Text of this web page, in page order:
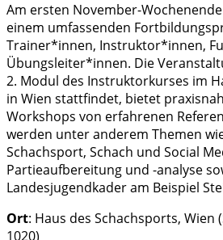
Am ersten November-
einem umfassenden
Trainer*innen, Instruktor*innen,
Übungsleiter*innen. Die
2. Modul des Instruktorkurses im
in Wien stattfindet, bietet
Workshops von erfahrenen
werden unter anderem Themen
Schachsport, Schach und Social
Partieaufbereitung und -analyse
Landesjugendkader am Beispiel
Ort: Haus des Schachsports, Wien
1020)